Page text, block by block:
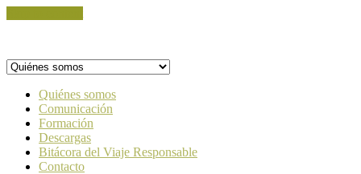
Quiénes somos
Comunicación
Formación
Descargas
Bitácora del Viaje Responsable
Contacto